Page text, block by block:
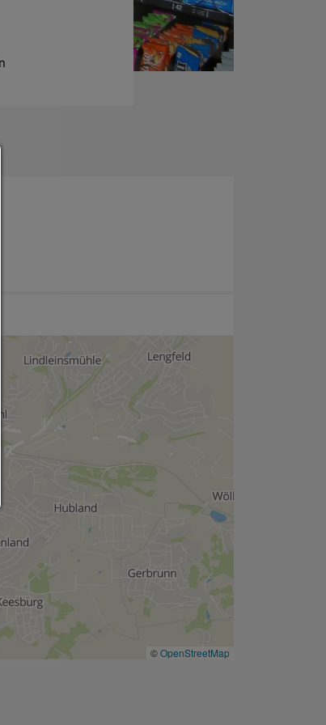
©OpenStreetMap